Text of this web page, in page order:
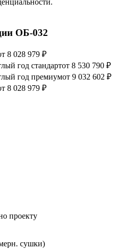
ОБ-032
8 028 979 ₽
год стандартот 8 530 790 ₽
год премиумот 9 032 602 ₽
8 028 979 ₽
проекту
сушки)